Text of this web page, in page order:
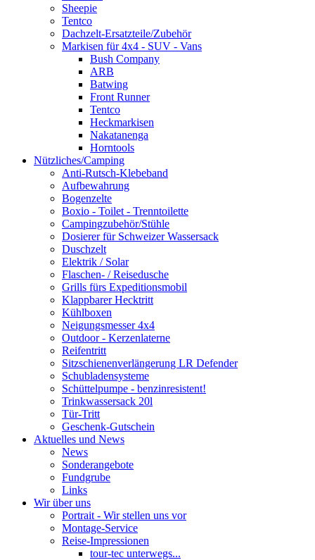
Sheepie
Tentco
Dachzelt-Ersatzteile/Zubehör
Markisen für 4x4 - SUV - Vans
Bush Company
ARB
Batwing
Front Runner
Tentco
Heckmarkisen
Nakatanenga
Horntools
Nützliches/Camping
Anti-Rutsch-Klebeband
Aufbewahrung
Bogenzelte
Boxio - Toilet - Trenntoilette
Campingzubehör/Stühle
Dosierer für Schweizer Wassersack
Duschzelt
Elektrik / Solar
Flaschen- / Reisedusche
Grills fürs Expeditionsmobil
Klappbarer Hecktritt
Kühlboxen
Neigungsmesser 4x4
Outdoor - Kerzenlaterne
Reifentritt
Sitzschienenverlängerung LR Defender
Schubladensysteme
Schüttelpumpe - benzinresistent!
Trinkwassersack 20l
Tür-Tritt
Geschenk-Gutschein
Aktuelles und News
News
Sonderangebote
Fundgrube
Links
Wir über uns
Portrait - Wir stellen uns vor
Montage-Service
Reise-Impressionen
tour-tec unterwegs...